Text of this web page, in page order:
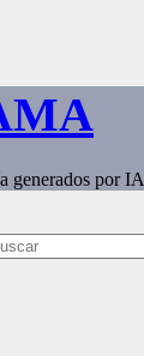
generados por IA